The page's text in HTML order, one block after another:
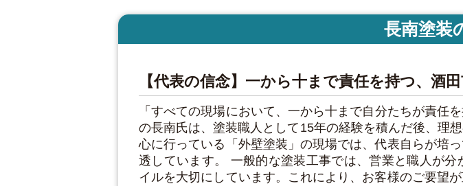
長南塗装
【代表の信念】一から十まで責任を持つ、酒
「すべての現場において、一から十まで自分たちが責
の長南氏は、塗装職人として15年の経験を積んだ後、理
心に行っている「外壁塗装」の現場では、代表自らが培
透しています。 一般的な塗装工事では、営業と職人が
イルを大切にしています。これにより、お客様のご要望